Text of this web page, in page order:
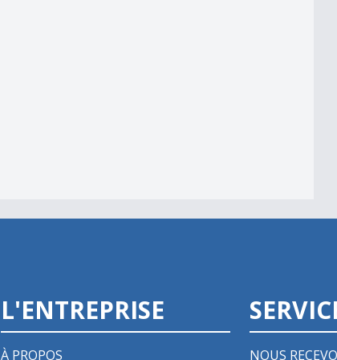
L'ENTREPRISE
À PROPOS NOUS